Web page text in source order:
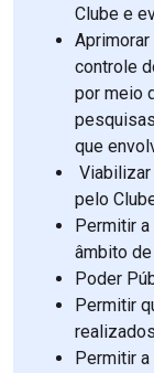
Clube e
controle
por meio
que
pelo
Permitir
âmbito
Poder
Permitir
Permitir